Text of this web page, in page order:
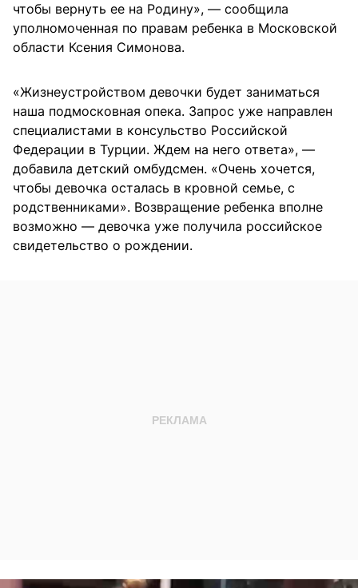
чтобы вернуть ее на Родину», — сообщила
уполномоченная по правам ребенка в Московской
области Ксения Симонова.
«Жизнеустройством девочки будет заниматься
наша подмосковная опека. Запрос уже направлен
специалистами в консульство Российской
Федерации в Турции. Ждем на него ответа», —
добавила детский омбудсмен. «Очень хочется,
чтобы девочка осталась в кровной семье, с
родственниками». Возвращение ребенка вполне
возможно — девочка уже получила российское
свидетельство о рождении.